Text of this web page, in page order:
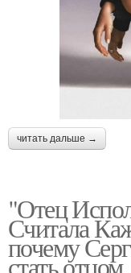
читать дальше →
"Отец
Считала
почему